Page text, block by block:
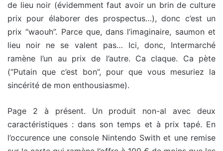
de lieu noir (évidemment faut avoir un brin de culture
prix pour élaborer des prospectus…), donc c’est un
prix “waouh”. Parce que, dans l’imaginaire, saumon et
lieu noir ne se valent pas… Ici, donc, Intermarché
ramène l’un au prix de l’autre. Ca claque. Ca pète
(“Putain que c’est bon”, pour que vous mesuriez la
sincérité de mon enthousiasme).
Page 2 à présent. Un produit non-al avec deux
caractéristiques : dans son temps et à prix tapé. En
l’occurence une console Nintendo Swith et une remise